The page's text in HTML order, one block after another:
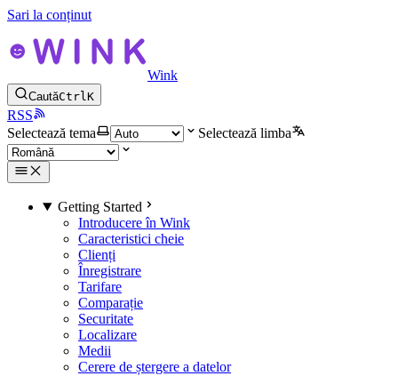
Sari la conținut
Wink
CautăCtrlK
RSS
Selectează tema
Selectează limba
Getting Started
Introducere în Wink
Caracteristici cheie
Clienți
Înregistrare
Tarifare
Comparație
Securitate
Localizare
Medii
Cerere de ștergere a datelor